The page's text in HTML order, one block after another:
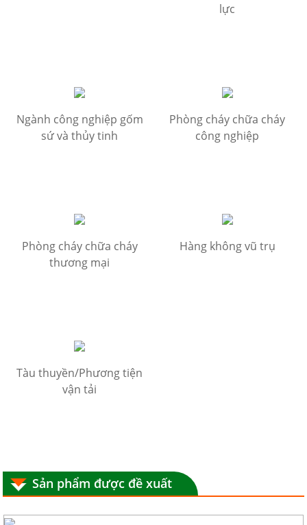
lực
Ngành công nghiệp gốm
sứ và thủy tinh
Phòng cháy chữa cháy
công nghiệp
Phòng cháy chữa cháy
thương mại
Hàng không vũ trụ
Tàu thuyền/Phương tiện
vận tải
Sản phẩm được đề xuất